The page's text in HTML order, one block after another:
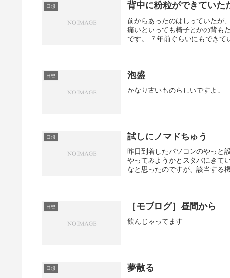
日想 背中に粉粒ができていた
前からあったのはしっていたが
痛いといっても椅子とかの背も
です。 ７年前ぐらいにもできて
日想 泡盛
かなり古いものらしいですよ。
日想 試しにノマドちゅう
昨日到着したパソコンのやっと
やってみようかとスタバにきて
なと思ったのですが、該当する
日想 ［モブログ］昼間から
飲んじゃってます
日想 夢散る